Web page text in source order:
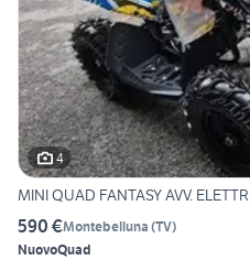
4
MINI QUAD FANTASY AVV.
590 €Montebelluna (TV)
NuovoQuad